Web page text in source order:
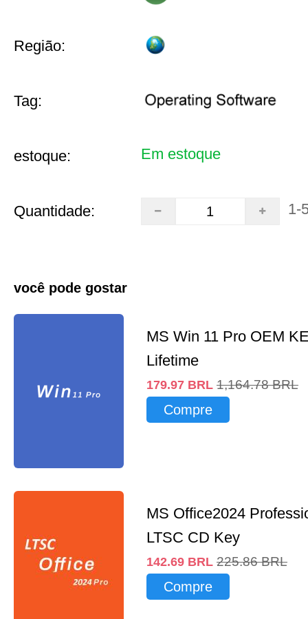
Região:
Tag:
estoque: Em estoque
Quantidade: 1-
você pode gostar
MS Win 11 Pro OEM
Lifetime
179.97 BRL 1,164.78 BRL
Compre
MS Office2024
LTSC CD Key
142.69 BRL 225.86 BRL
Compre